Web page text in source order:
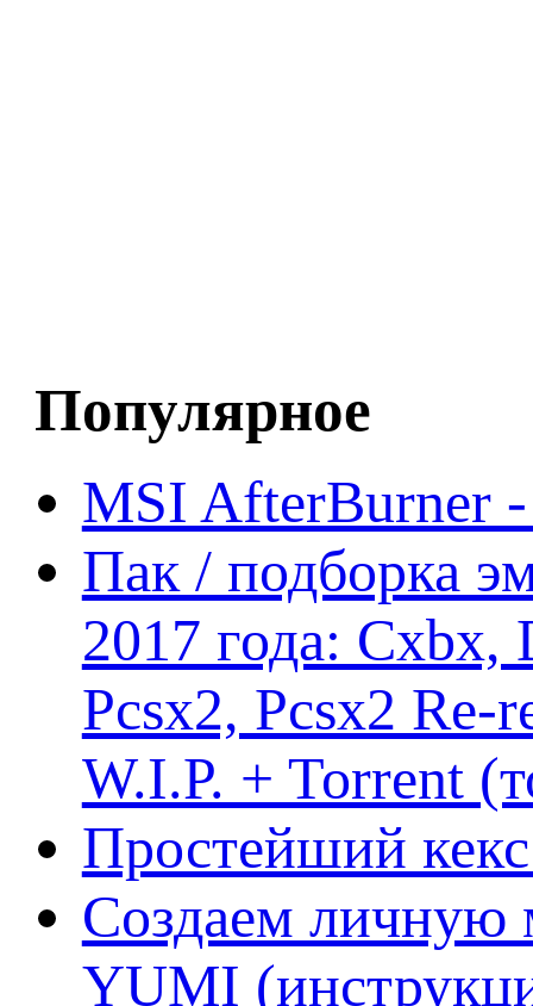
Популярное
MSI AfterBurner
Пак / подборка
2017 года:
Pcsx2, Pcsx2
W.I.P. + Torrent
Простейший кекс
Создаем личную
YUMI